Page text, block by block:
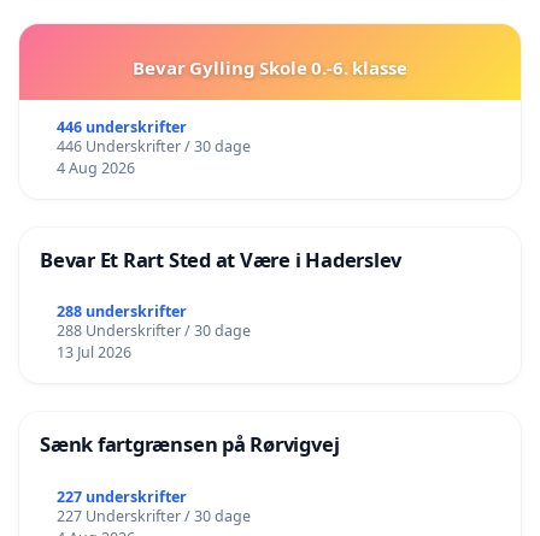
Bevar Gylling Skole 0.-6. klasse
446 underskrifter
446 Underskrifter / 30 dage
4 Aug 2026
Bevar Et Rart Sted at Være i Haderslev
288 underskrifter
288 Underskrifter / 30 dage
13 Jul 2026
Sænk fartgrænsen på Rørvigvej
227 underskrifter
227 Underskrifter / 30 dage